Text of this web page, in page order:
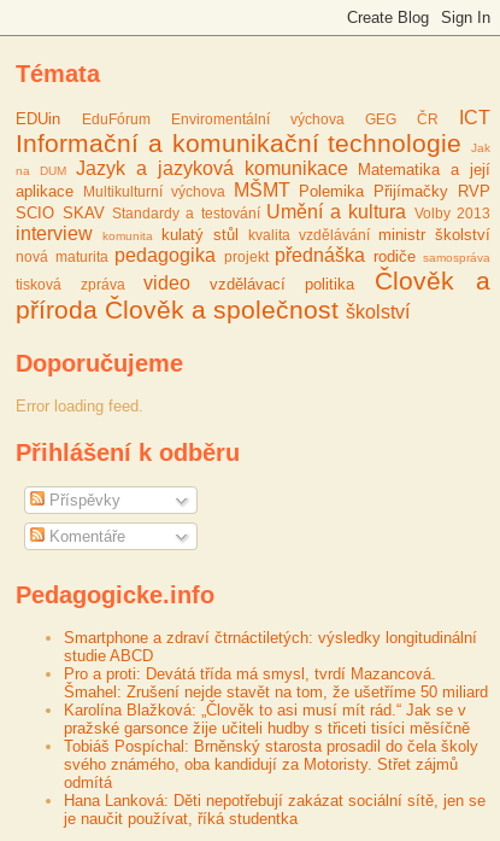
Témata
EDUin EduFórum Enviromentální výchova GEG ČR ICT
Informační a komunikační technologie
Jak
na DUM
Jazyk a jazyková komunikace
Matematika a její
aplikace
Multikulturní výchova MŠMT Polemika Přijímačky
RVP
SCIO SKAV Standardy a testování Umění a kultura Volby 2013
interview komunita kulatý stůl kvalita vzdělávání ministr školství
nová maturita pedagogika projekt přednáška rodiče samospráva
tisková zpráva video vzdělávací politika
Člověk a
příroda Člověk a společnost školství
Doporučujeme
Error loading feed.
Přihlášení k odběru
Příspěvky
Komentáře
Pedagogicke.info
Smartphone a zdraví čtrnáctiletých: výsledky longitudinální
studie ABCD
Pro a proti: Devátá třída má smysl, tvrdí Mazancová.
Šmahel: Zrušení nejde stavět na tom, že ušetříme 50 miliard
Karolína Blažková: „Člověk to asi musí mít rád.“ Jak se v
pražské garsonce žije učiteli hudby s třiceti tisíci měsíčně
Tobiáš Pospíchal: Brněnský starosta prosadil do čela školy
svého známého, oba kandidují za Motoristy. Střet zájmů
odmítá
Hana Lanková: Děti nepotřebují zakázat sociální sítě, jen se
je naučit používat, říká studentka